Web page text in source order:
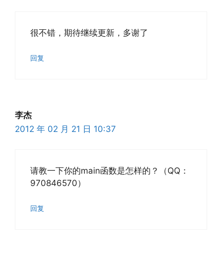
很不错，期待继续更新，多谢了
回复
李杰
2012 年 02 月 21 日 10:37
请教一下你的main函数是怎样的？（QQ：
970846570）
回复